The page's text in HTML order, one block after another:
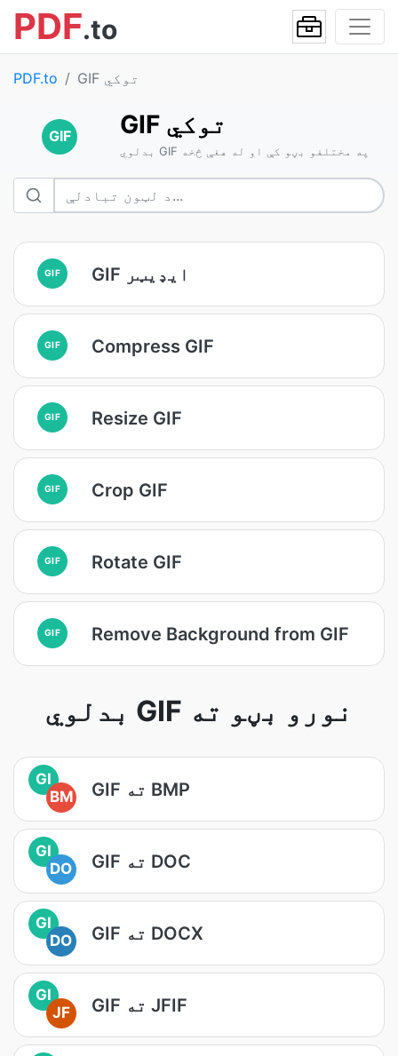
PDF.to
PDF.to GIF توکي
GIF GIF توکي
بدلوي GIF په مختلفو بڼو کې او له هغې څخه
GIF GIF ایډیټر
GIF Compress GIF
GIF Resize GIF
GIF Crop GIF
GIF Rotate GIF
GIF Remove Background from GIF
بدلوي GIF نورو بڼو ته
GI
BM
GIF ته BMP
GI
DO
GIF ته DOC
GI
DO
GIF ته DOCX
GI
JF
GIF ته JFIF